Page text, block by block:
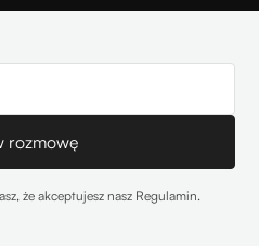
że akceptujesz nasz Regulamin.